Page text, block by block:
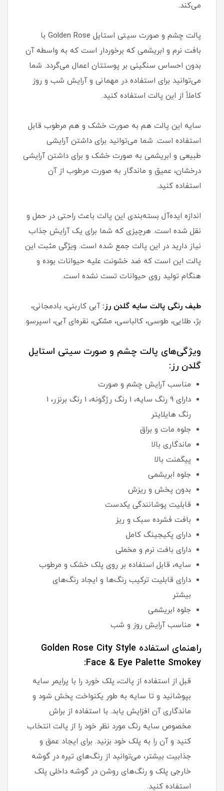
می‌کند.
پالت چشم و صورت سیتی استایل Golden Rose با
بافت نرم و ابریشمی که برخوردار است که به واسطه آن
بدون احساس سنگینی بر پوستتان اعمال می‌گردد. شما
می‌توانید برای استفاده در مهمانی و آرایش شب و روز
کاملاً از این پالت استفاده کنید.
سایه این پالت هم به صورت خشک و هم مرطوب قابل
استفاده است. شما می‌توانید برای داشتن آرایشی
طبیعی و ابریشمی به صورت خشک و برای داشتن آرایشی
درخشان، عمیق و ماندگار به صورت مرطوب از آن
استفاده کنید.
اندازه ایده‌آل بسته‌بندی این پالت باعث راحتی در حمل و
نقل شده است. هرچیزی که شما برای یک آرایش جذاب
نیاز دارید در این پالت جمع شده است. ویژگی مثبت این
پالت این است که ضد خشونت علیه حیوانات بوده و
هنگام تولید روی حیوانات تست نشده است.
طیف رنگی پالت سایه گلدن رز: آبی کاربنی، بادمجانی،
بژ، طلایی، طوسی، کالباسی، مشکی، نقره‌ای آبی، اسپرسو.
ویژگی‌های پالت چشم و صورت سیتی استایل
گلدن رز:
مناسب آرایش چشم و صورت
دارای 9 رنگ سایه، 1 رنگ رژگونه، 1 رنگ برنزر، 1
رنگ هایلایتر
جلوه مات و براق
ماندگاری بالا
پیگمنت بالا
جلوه ابریشمی
بدون پخش و ریزش
قابلیت پوشانندگی یکدست
بافت فشرده سبک و ریز
دارای پکیجینگ کامل
دارای بافت نرم و مخملی
سایه، قابل استفاده بر روی پلک خشک و مرطوب
دارای قابلیت ترکیب رنگ‌ها و ایجاد رنگ‌های
بیشتر
جلوه ابریشمی
مناسب آرایش روز و شب
راهنمای استفاده Golden Rose City Style
Face & Eye Palette Smokey:
قبل از استفاده از پالت، پلک خورد را با پرایمر سایه
بپوشانید و تا سایه به طور یکنواخت پخش شود و
ماندگاری آن افزایش یابد. با استفاده از براش
مخصوص سایه رنگ مورد نظر خود را از پالت انتخاب
کنید و آن را به پلک خود بزنید. برای ایجاد عمق و
جذابیت بیشتر، می‌توانید از رنگ‌های تیره در گوشه
خارجی پلک و رنگ‌های روشن در گوشه داخلی پلک
استفاده کنید.